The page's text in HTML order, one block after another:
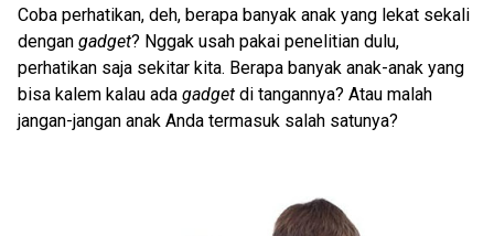
Coba perhatikan, deh, berapa banyak anak yang lekat sekali
dengan gadget? Nggak usah pakai penelitian dulu,
perhatikan saja sekitar kita. Berapa banyak anak-anak yang
bisa kalem kalau ada gadget di tangannya? Atau malah
jangan-jangan anak Anda termasuk salah satunya?